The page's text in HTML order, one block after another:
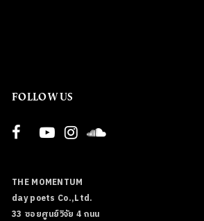
FOLLOW US
THE MOMENTUM
day poets Co.,Ltd.
33 ซอยศูนย์วิจัย 4 ถนน